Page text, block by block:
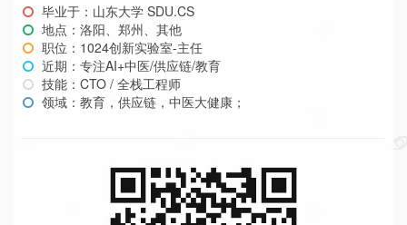
毕业于：山东大学 SDU.CS
地点：洛阳、郑州、其他
职位：1024创新实验室-主任
近期：专注AI+中医/供应链/教育
技能：CTO / 全栈工程师
领域：教育，供应链，中医大健康；